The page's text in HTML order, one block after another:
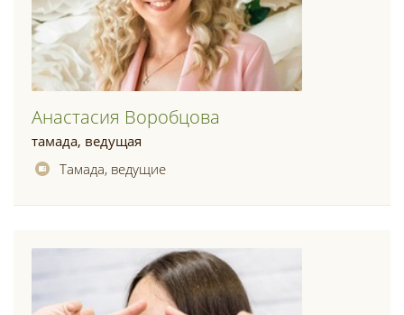
Анастасия Воробцова
тамада, ведущая
Тамада, ведущие